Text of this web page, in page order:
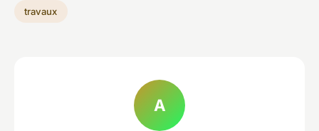
travaux
A